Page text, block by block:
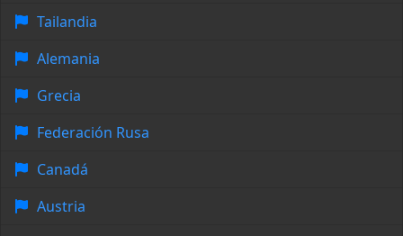
Tailandia
Alemania
Grecia
Federación Rusa
Canadá
Austria